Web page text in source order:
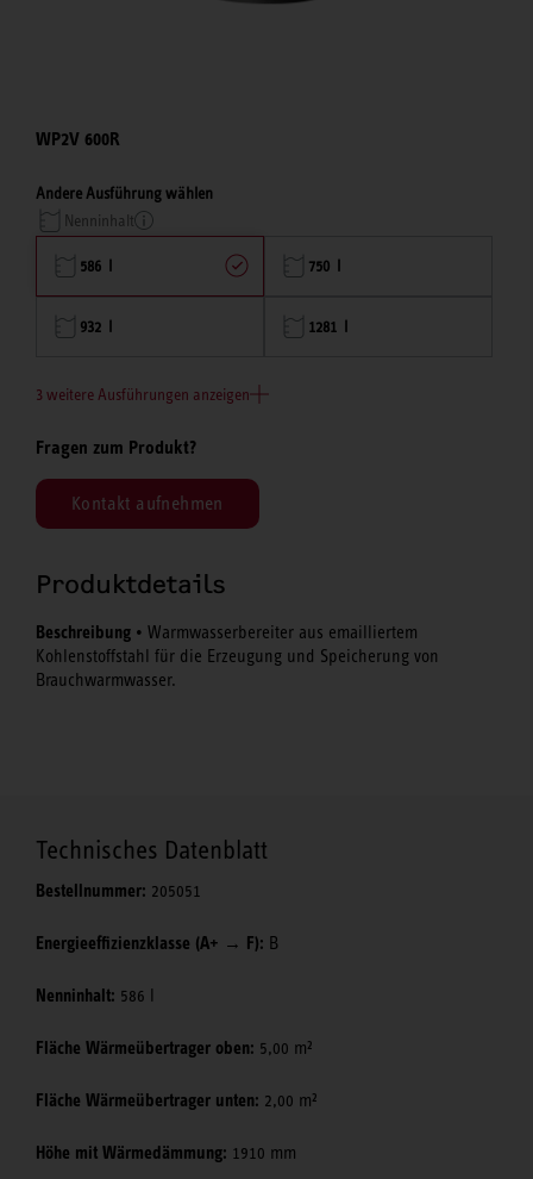
WP2V 600R
Andere Ausführung wählen
Nenninhalt
586 l 750 l
932 l 1281 l
3 weitere Ausführungen anzeigen
Fragen zum Produkt?
Kontakt aufnehmen
Produktdetails
Beschreibung • Warmwasserbereiter aus emailliertem
Kohlenstoffstahl für die Erzeugung und Speicherung von
Brauchwarmwasser.
Technisches Datenblatt
Bestellnummer: 205051
Energieeffizienzklasse (A+ → F): B
Nenninhalt: 586 l
Fläche Wärmeübertrager oben: 5,00 m²
Fläche Wärmeübertrager unten: 2,00 m²
Höhe mit Wärmedämmung: 1910 mm